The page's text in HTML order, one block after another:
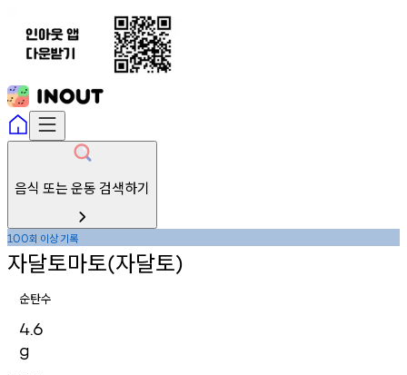
음식 또는 운동 검색하기
100회 이상기록
자달토마토(자달토)
순탄수
4.6
g